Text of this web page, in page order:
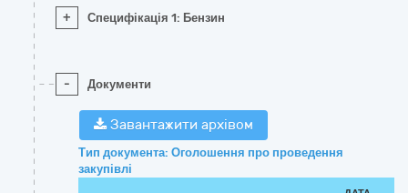
+ Специфікація 1: Бензин
- Документи
Завантажити архівом
Тип документа: Оголошення про проведення
закупівлі